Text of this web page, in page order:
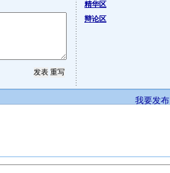
精华区
辩论区
我要发布